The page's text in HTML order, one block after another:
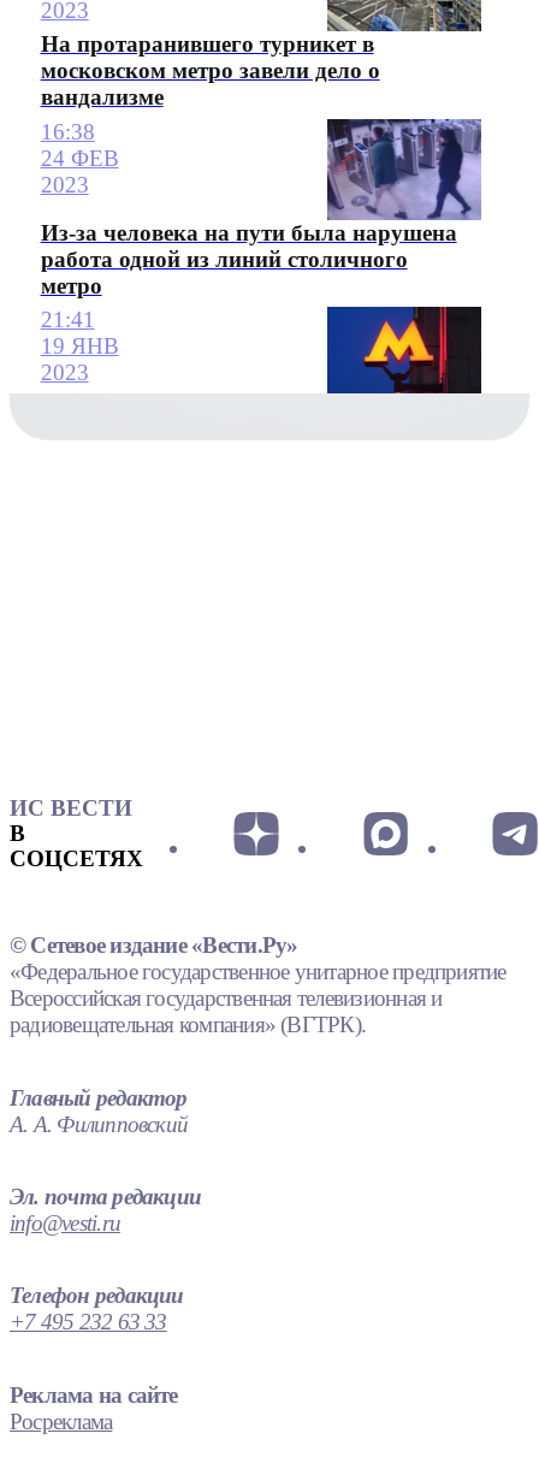
2023
На протаранившего турникет в
московском метро завели дело о
вандализме
16:38
24 ФЕВ
2023
Из-за человека на пути была нарушена
работа одной из линий столичного
метро
21:41
19 ЯНВ
2023
ИС ВЕСТИ
В
СОЦСЕТЯХ
© Сетевое издание «Вести.Ру»
«Федеральное государственное унитарное предприятие
Всероссийская государственная телевизионная и
радиовещательная компания» (ВГТРК).
Главный редактор
А. А. Филипповский
Эл. почта редакции
info@vesti.ru
Телефон редакции
+7 495 232 63 33
Реклама на сайте
Росреклама